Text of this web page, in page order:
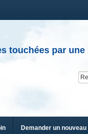
touchées par une
Demander un